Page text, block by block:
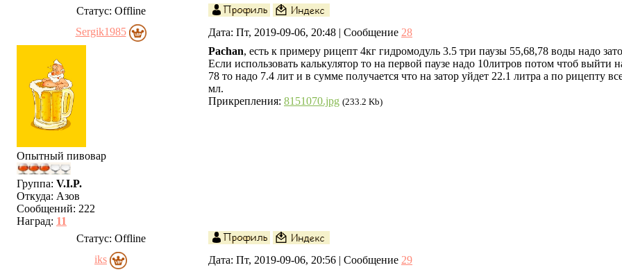
Статус: Offline
Sergik1985
Дата: Пт, 2019-09-06, 20:48 | Сообщение 28
Опытный пивовар
Группа: V.I.P.
Откуда: Азов
Сообщений: 222
Наград: 11
Pachan, есть к примеру рицепт 4кг гидромодуль 3.5 три паузы 55,68,78 воды надо
Если использовать калькулятор то на первой паузе надо 10литров потом чтоб выйти
78 то надо 7.4 лит и в сумме получается что на затор уйдет 22.1 литра а по рицепту
мл.
Прикрепления: 8151070.jpg (233.2 Kb)
Статус: Offline
iks
Дата: Пт, 2019-09-06, 20:56 | Сообщение 29